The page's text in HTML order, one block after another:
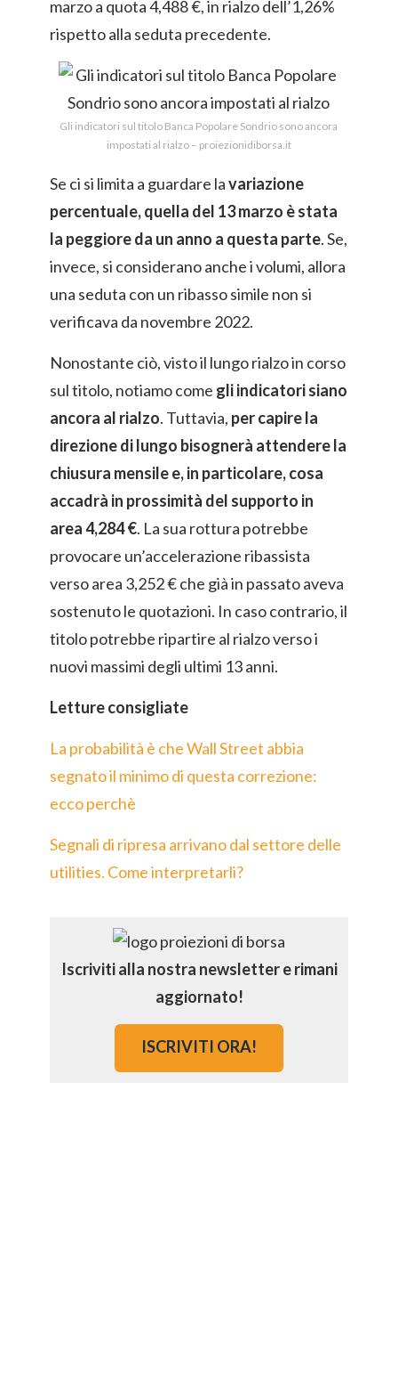
marzo a quota 4,488 €, in rialzo dell’1,26%
rispetto alla seduta precedente.
Gli indicatori sul titolo Banca Popolare Sondrio sono ancora
impostati al rialzo – proiezionidiborsa.it
Se ci si limita a guardare lavariazione
percentuale, quella del 13 marzo è stata
la peggiore da un anno a questa parte. Se,
invece, si considerano anche i volumi, allora
una seduta con un ribasso simile non si
verificava da novembre 2022.
Nonostante ciò, visto il lungo rialzo in corso
sul titolo, notiamo come gli indicatori siano
ancora al rialzo. Tuttavia, per capire la
direzione di lungo bisognerà attendere la
chiusura mensile e, in particolare, cosa
accadrà in prossimità del supporto in
area 4,284 €. La sua rottura potrebbe
provocare un’accelerazione ribassista
verso area 3,252 € che già in passato aveva
sostenuto le quotazioni. In caso contrario, il
titolo potrebbe ripartire al rialzo verso i
nuovi massimi degli ultimi 13 anni.
Letture consigliate
La probabilità è che Wall Street abbia
segnato il minimo di questa correzione:
ecco perchè
Segnali di ripresa arrivano dal settore delle
utilities. Come interpretarli?
Iscriviti alla nostra newsletter e rimani
aggiornato!
ISCRIVITI ORA!